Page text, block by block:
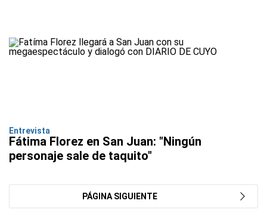
Entrevista
Fátima Florez en San Juan: "Ningún
personaje sale de taquito"
PÁGINA SIGUIENTE